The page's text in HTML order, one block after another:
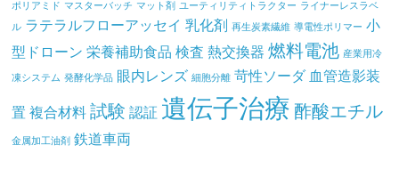
ポリアミド マスターバッチ マット剤 ユーティリティトラクター ライナーレスラベ
ル ラテラルフローアッセイ 乳化剤 再生炭素繊維 導電性ポリマー 小
型ドローン 栄養補助食品 検査 熱交換器 燃料電池 産業用冷
凍システム 発酵化学品 眼内レンズ 細胞分離 苛性ソーダ 血管造影装
置 複合材料 試験 認証 遺伝子治療 酢酸エチル
金属加工油剤 鉄道車両